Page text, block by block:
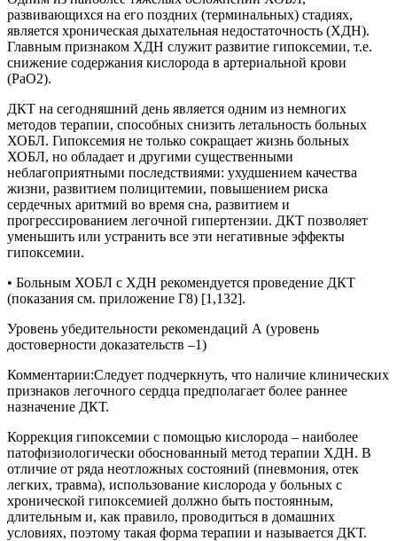
развивающихся на его поздних (терминальных) стадиях,
является хроническая дыхательная недостаточность (ХДН).
Главным признаком ХДН служит развитие гипоксемии, т.е.
снижение содержания кислорода в артериальной крови
(РаО2).
ДКТ на сегодняшний день является одним из немногих
методов терапии, способных снизить летальность больных
ХОБЛ. Гипоксемия не только сокращает жизнь больных
ХОБЛ, но обладает и другими существенными
неблагоприятными последствиями: ухудшением качества
жизни, развитием полицитемии, повышением риска
сердечных аритмий во время сна, развитием и
прогрессированием легочной гипертензии. ДКТ позволяет
уменьшить или устранить все эти негативные эффекты
гипоксемии.
• Больным ХОБЛ с ХДН рекомендуется проведение ДКТ
(показания см. приложение Г8) [1,132].
Уровень убедительности рекомендаций А (уровень
достоверности доказательств –1)
Комментарии:Следует подчеркнуть, что наличие клинических
признаков легочного сердца предполагает более раннее
назначение ДКТ.
Коррекция гипоксемии с помощью кислорода – наиболее
патофизиологически обоснованный метод терапии ХДН. В
отличие от ряда неотложных состояний (пневмония, отек
легких, травма), использование кислорода у больных с
хронической гипоксемией должно быть постоянным,
длительным и, как правило, проводиться в домашних
условиях, поэтому такая форма терапии и называется ДКТ.